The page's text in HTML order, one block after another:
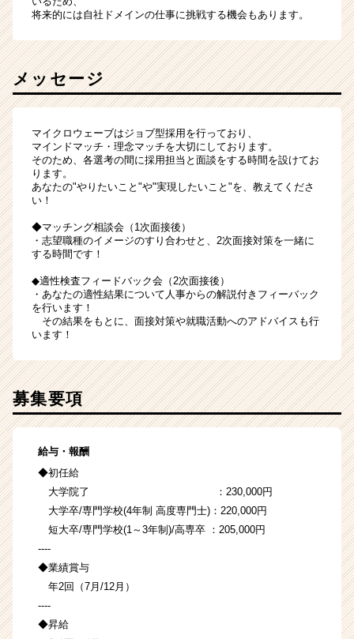
将来的には自社ドメインの仕事に挑戦する機会もあります。
メッセージ
マイクロウェーブはジョブ型採用を行っており、
マインドマッチ・理念マッチを大切にしております。
そのため、各選考の間に採用担当と面談をする時間を設けてお
ります。
あなたの"やりたいこと"や"実現したいこと"を、教えてくださ
い！
◆マッチング相談会（1次面接後）
・志望職種のイメージのすり合わせと、2次面接対策を一緒に
する時間です！
◆適性検査フィードバック会（2次面接後）
・あなたの適性結果について人事からの解説付きフィーバック
を行います！
その結果をもとに、面接対策や就職活動へのアドバイスも行
います！
募集要項
給与・報酬
◆初任給
大学院了 ：230,000円
大学卒/専門学校(4年制 高度専門士)：220,000円
短大卒/専門学校(1～3年制)/高専卒 ：205,000円
----
◆業績賞与
年2回（7月/12月）
----
◆昇給